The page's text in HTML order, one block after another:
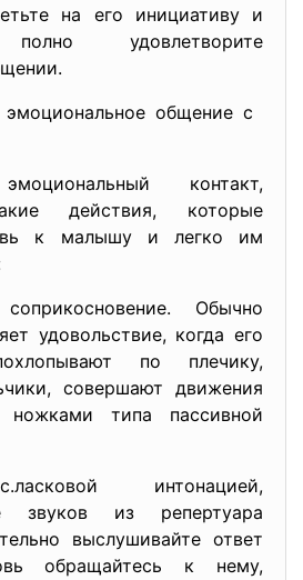
на его инициативу и
удовлетворите
общение с
контакт,
действия, которые
к малышу и легко им
Обычно
удовольствие, когда его
по плечику,
совершают движения
типа пассивной
интонацией,
звуков из репертуара
выслушивайте ответ
обращайтесь к нему,